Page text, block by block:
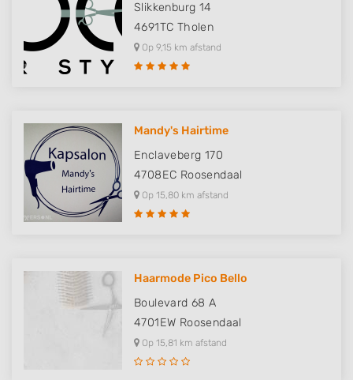
Slikkenburg 14
4691TC Tholen
Op 9,15 km afstand
Mandy's Hairtime
Enclaveberg 170
4708EC Roosendaal
Op 15,80 km afstand
Haarmode Pico Bello
Boulevard 68 A
4701EW Roosendaal
Op 15,81 km afstand